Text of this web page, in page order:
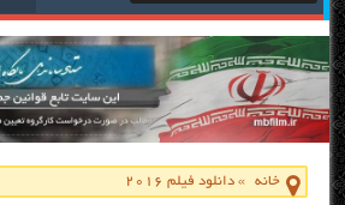
خانه »دانلود فیلم 2016